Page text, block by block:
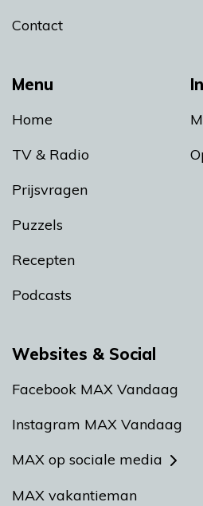
Menu
Home
TV & Radio
Prijsvragen
Puzzels
Recepten
Podcasts
Contact
Websites & Social
Facebook MAX Vandaag
Instagram MAX Vandaag
MAX op sociale media
MAX vakantieman